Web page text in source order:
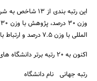
المللی با وزن ۷.۵ درصد و ارتباط با صنعت با وزن ۲.۵ درصد بهره گرفته است.
اکنون به ۲۰ رتبه برتر دانشگاه های ایران در آمار سال ۲۰۱۹ ملاحظه کنید:
رتبه جهانی نام دانشگاه